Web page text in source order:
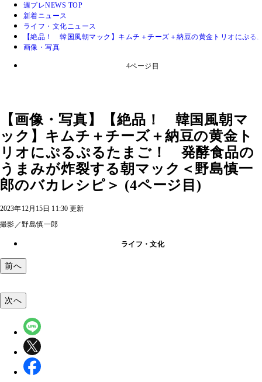
週プレNEWS TOP
新着ニュース
ライフ・文化ニュース
【絶品！ 韓国風朝マック】キムチ＋チーズ＋納豆の黄金トリオにぷ
画像・写真
4ページ目
【画像・写真】【絶品！ 韓国風朝マ
ック】キムチ＋チーズ＋納豆の黄金ト
リオにぷるぷるたまご！ 発酵食品の
うまみが炸裂する朝マック＜野島慎一
郎のバカレシピ＞ (4ページ目)
2023年12月15日 11:30 更新
撮影／野島慎一郎
ライフ・文化
前へ
次へ